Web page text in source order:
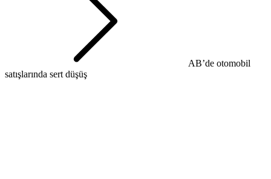
AB’de otomobil
satışlarında sert düşüş